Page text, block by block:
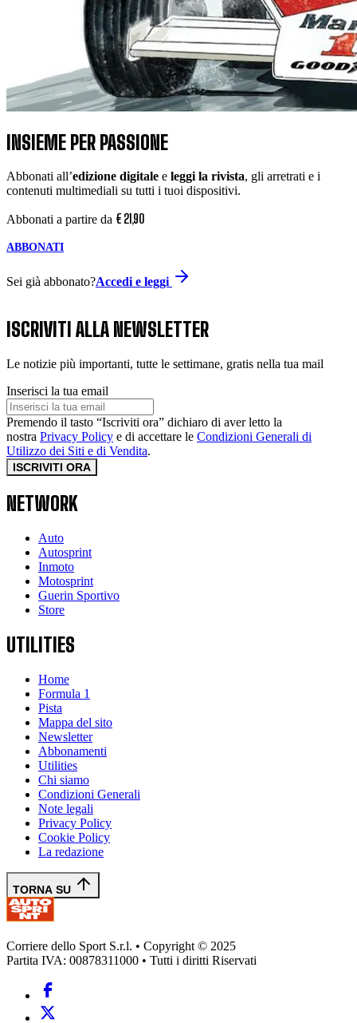
INSIEME PER PASSIONE
Abbonati all’edizione digitale e leggi la rivista, gli arretrati e i
contenuti multimediali su tutti i tuoi dispositivi.
Abbonati a partire da € 21,90
ABBONATI
Sei già abbonato?Accedi e leggi
ISCRIVITI ALLA NEWSLETTER
Le notizie più importanti, tutte le settimane, gratis nella tua mail
Inserisci la tua email
Premendo il tasto “Iscriviti ora” dichiaro di aver letto la
nostra Privacy Policy e di accettare le Condizioni Generali di
Utilizzo dei Siti e di Vendita.
ISCRIVITI ORA
NETWORK
Auto
Autosprint
Inmoto
Motosprint
Guerin Sportivo
Store
UTILITIES
Home
Formula 1
Pista
Mappa del sito
Newsletter
Abbonamenti
Utilities
Chi siamo
Condizioni Generali
Note legali
Privacy Policy
Cookie Policy
La redazione
TORNA SU
Corriere dello Sport S.r.l. • Copyright © 2025
Partita IVA: 00878311000 • Tutti i diritti Riservati